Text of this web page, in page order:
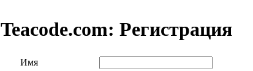
Teacode.com: Регистрация
Имя